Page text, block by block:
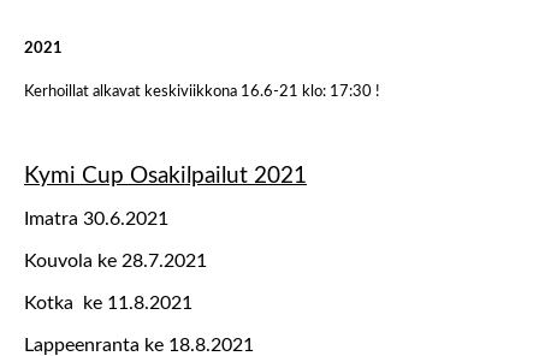
2021
Kerhoillat alkavat keskiviikkona 16.6-21 klo: 17:30 !
Kymi Cup Osakilpailut 2021
Imatra 30.6.2021
Kouvola ke 28.7.2021
Kotka ke 11.8.2021
Lappeenranta ke 18.8.2021